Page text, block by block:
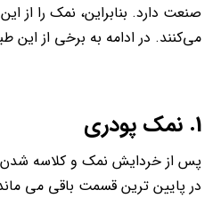
صنعت دارد. بنابراین، نمک را از
می‌کنند. در ادامه به برخی از این
1. نمک پودری
پس از خردایش نمک و کلاسه
در پایین ترین قسمت باقی می